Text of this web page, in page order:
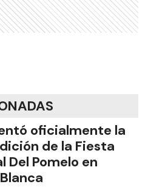
oficialmente la
de la Fiesta
Del Pomelo en